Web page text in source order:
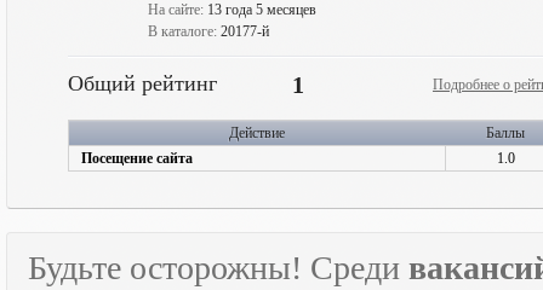
На сайте: 13 года 5 месяцев
В каталоге: 20177-й
Общий рейтинг 1 Подробнее о
Действие
Баллы
Посещение сайта
1.0
Будьте осторожны! Среди